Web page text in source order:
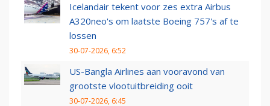
Icelandair tekent voor zes extra Airbus
A320neo's om laatste Boeing 757's af te
lossen
30-07-2026, 6:52
US-Bangla Airlines aan vooravond van
grootste vlootuitbreiding ooit
30-07-2026, 6:45